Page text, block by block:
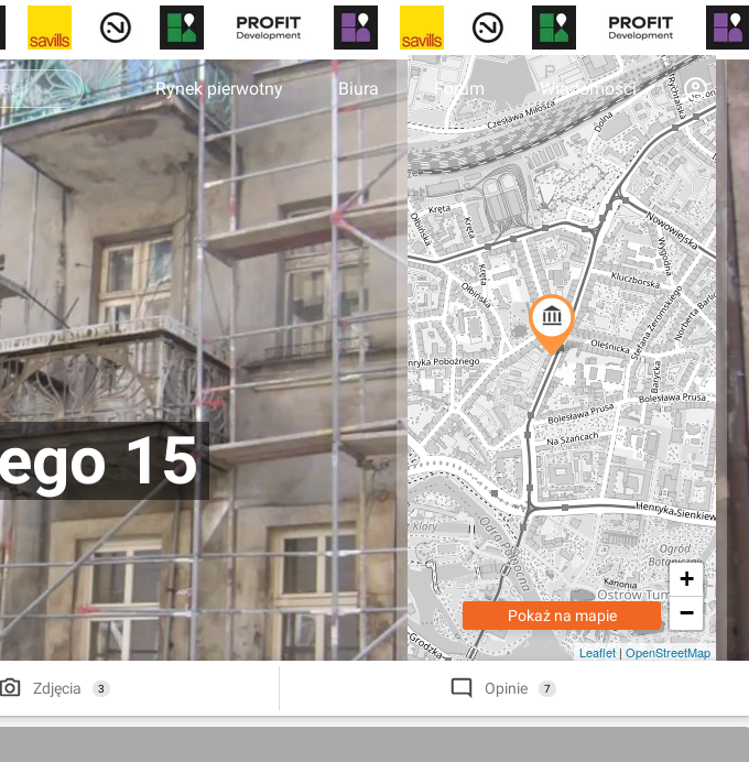
Rynek pierwotny Biura Forum Wiadomości
15
+
−
Leaflet | OpenStreetMap
Pokaż na mapie
Zdjęcia 3 Opinie 7